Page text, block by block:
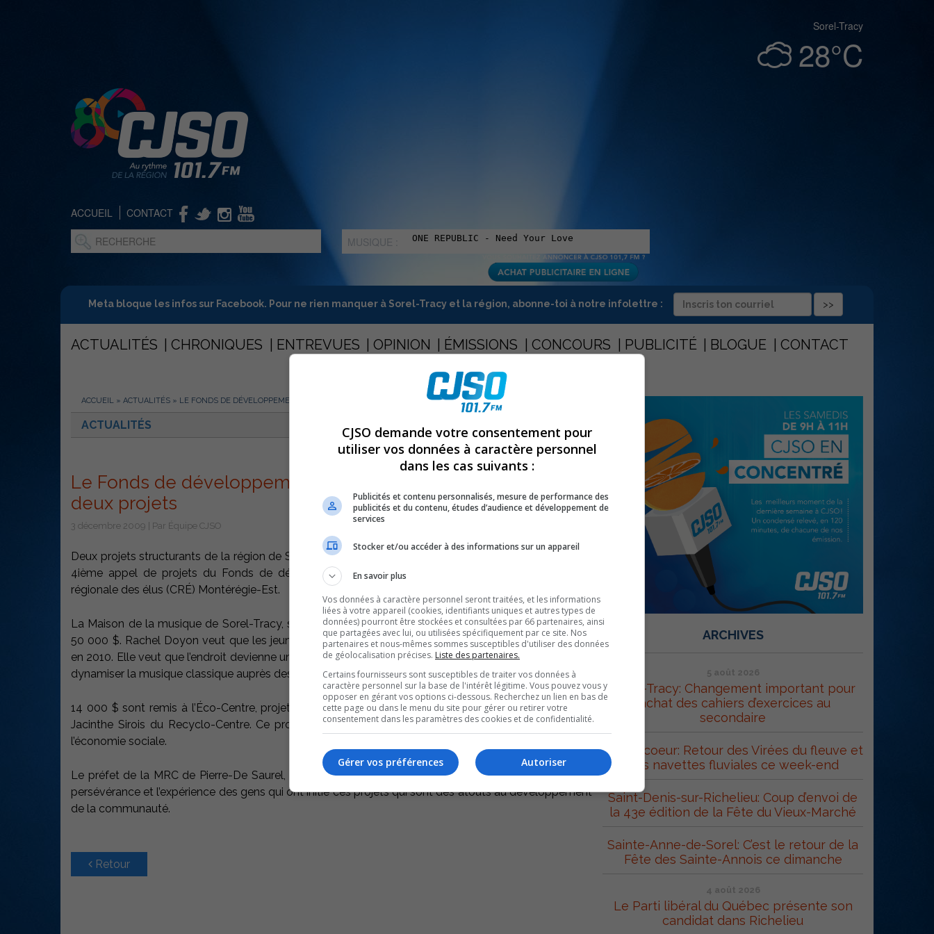
Sorel-Tracy
28°C
ACCUEIL CONTACT
MUSIQUE :
Meta bloque les infos sur Facebook. Pour ne rien manquer à Sorel-Tracy et la région, abonne-toi à notre infolettre :
ACTUALITÉS CHRONIQUES ENTREVUES OPINION ÉMISSIONS CONCOURS PUBLICITÉ BLOGUE CONTACT
ACCUEIL » ACTUALITÉS » LE FONDS DE DÉVELOPPEMENT RÉGIONAL AIDE FINANCIÈREMENT DEUX PROJETS
ACTUALITÉS
Le Fonds de développement régional aide financièrement
deux projets
3 décembre 2009 | Par Équipe CJSO
Deux projets structurants de la région de Sorel-Tracy reçoivent un soutient financier dans le cadre du
4ième appel de projets du Fonds de développement régional (FDR) soutenu par la Conférence
régionale des élus (CRÉ) Montérégie-Est.
La Maison de la musique de Sorel-Tracy, située dans le presbytère Saint-Maxime, reçoit une aide de
50 000 $. Rachel Doyon veut que les jeunes musiciens s’accaparent des lieux qui seront disponibles
en 2010. Elle veut que l’endroit devienne un outil de références musicales, un pôle d’excellence afin de
dynamiser la musique classique auprès des jeunes.
14 000 $ sont remis à l’Éco-Centre, projet qui vise à intégrer la valorisation des déchets, d’expliquer
Jacinthe Sirois du Recyclo-Centre. Ce projet novateur lie étroitement la MRC, l’entreprise privée et
l’économie sociale.
Le préfet de la MRC de Pierre-De Saurel, Raymond Arel et les élus, reconnaissent le dynamisme, la
persévérance et l’expérience des gens qui ont initié ces projets qui sont des atouts au développement
de la communauté.
Retour
ARCHIVES
5 août 2026
Sorel-Tracy: Changement important pour
l’achat des cahiers d’exercices au
secondaire
Contrecoeur: Retour des Virées du fleuve et
des navettes fluviales ce week-end
Saint-Denis-sur-Richelieu: Coup d’envoi de
la 43e édition de la Fête du Vieux-Marché
Sainte-Anne-de-Sorel: C’est le retour de la
Fête des Sainte-Annois ce dimanche
4 août 2026
Le Parti libéral du Québec présente son
candidat dans Richelieu
CJSO demande votre consentement pour
utiliser vos données à caractère personnel
dans les cas suivants :
Publicités et contenu personnalisés, mesure de performance des
publicités et du contenu, études d’audience et développement de
services
Stocker et/ou accéder à des informations sur un appareil
En savoir plus
Vos données à caractère personnel seront traitées, et les informations
liées à votre appareil (cookies, identifiants uniques et autres types de
données) pourront être stockées et consultées par 66 partenaires, ainsi
que partagées avec lui, ou utilisées spécifiquement par ce site. Nos
partenaires et nous-mêmes sommes susceptibles d'utiliser des données
de géolocalisation précises. Liste des partenaires.
Certains fournisseurs sont susceptibles de traiter vos données à
caractère personnel sur la base de l'intérêt légitime. Vous pouvez vous y
opposer en gérant vos options ci-dessous. Recherchez un lien en bas de
cette page ou dans le menu du site pour gérer ou retirer votre
consentement dans les paramètres des cookies et de confidentialité.
Autoriser
Gérer vos préférences